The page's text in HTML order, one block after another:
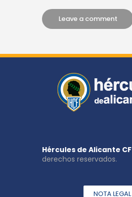
Hércules de Alicante CF
derechos reservados.
NOTA LEGAL